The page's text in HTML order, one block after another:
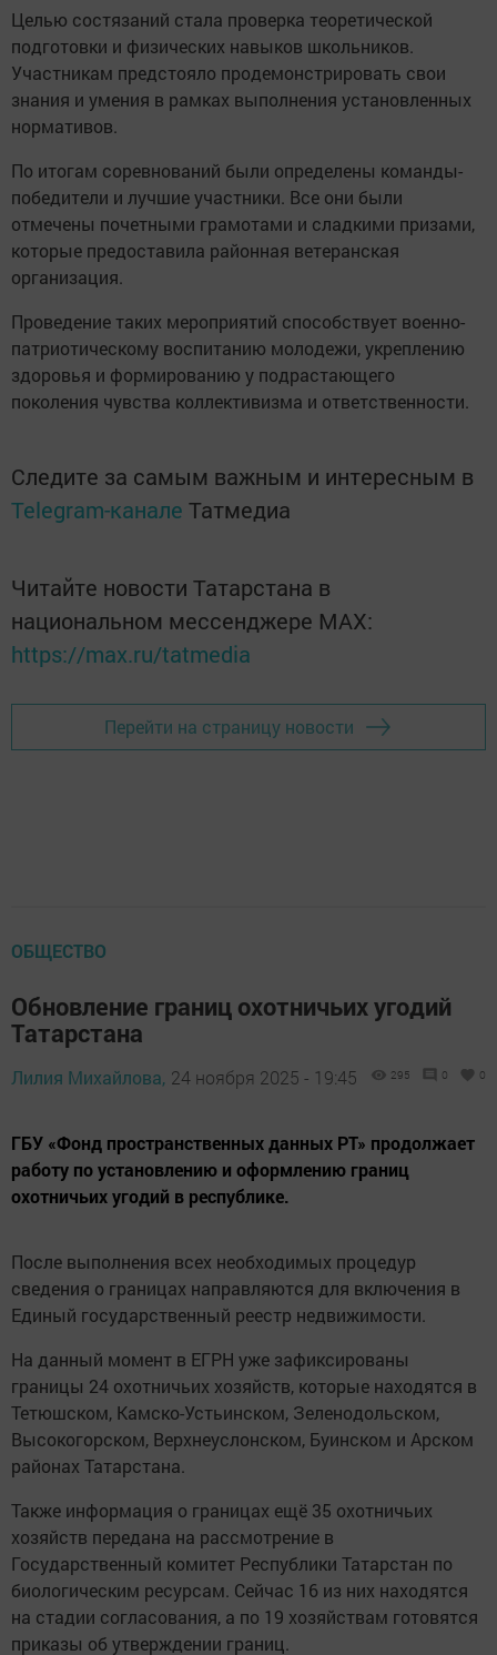
Целью состязаний стала проверка теоретической
подготовки и физических навыков школьников.
Участникам предстояло продемонстрировать свои
знания и умения в рамках выполнения установленных
нормативов.
По итогам соревнований были определены команды-
победители и лучшие участники. Все они были
отмечены почетными грамотами и сладкими призами,
которые предоставила районная ветеранская
организация.
Проведение таких мероприятий способствует военно-
патриотическому воспитанию молодежи, укреплению
здоровья и формированию у подрастающего
поколения чувства коллективизма и ответственности.
Следите за самым важным и интересным в
Telegram-канале Татмедиа
Читайте новости Татарстана в
национальном мессенджере MАХ:
https://max.ru/tatmedia
Перейти на страницу новости
ОБЩЕСТВО
Обновление границ охотничьих угодий
Татарстана
Лилия Михайлова, 24 ноября 2025 - 19:45 295 0 0
ГБУ «Фонд пространственных данных РТ» продолжает
работу по установлению и оформлению границ
охотничьих угодий в республике.
После выполнения всех необходимых процедур
сведения о границах направляются для включения в
Единый государственный реестр недвижимости.
На данный момент в ЕГРН уже зафиксированы
границы 24 охотничьих хозяйств, которые находятся в
Тетюшском, Камско-Устьинском, Зеленодольском,
Высокогорском, Верхнеуслонском, Буинском и Арском
районах Татарстана.
Также информация о границах ещё 35 охотничьих
хозяйств передана на рассмотрение в
Государственный комитет Республики Татарстан по
биологическим ресурсам. Сейчас 16 из них находятся
на стадии согласования, а по 19 хозяйствам готовятся
приказы об утверждении границ.